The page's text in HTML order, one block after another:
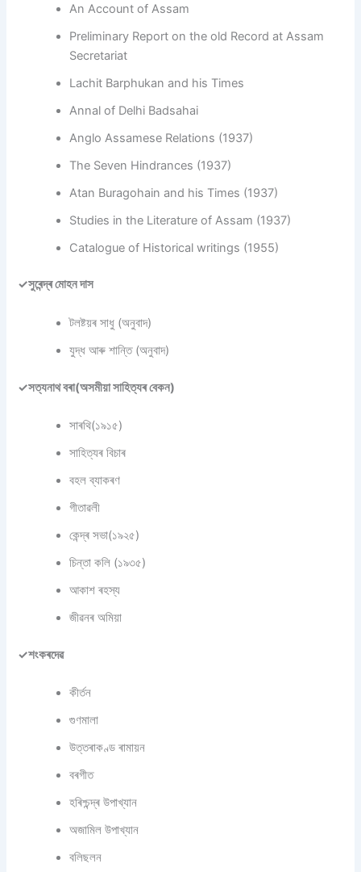
An Account of Assam
Preliminary Report on the old Record at Assam
Secretariat
Lachit Barphukan and his Times
Annal of Delhi Badsahai
Anglo Assamese Relations (1937)
The Seven Hindrances (1937)
Atan Buragohain and his Times (1937)
Studies in the Literature of Assam (1937)
Catalogue of Historical writings (1955)
✓সুৰেন্দ্ৰ মোহন দাস
টলষ্টয়ৰ সাধু (অনুবাদ)
যুদ্ধ আৰু শান্তি (অনুবাদ)
✓সত্যনাথ বৰা(অসমীয়া সাহিত্যৰ বেকন)
সাৰথি(১৯১৫)
সাহিত্যৰ বিচাৰ
বহল ব্যাকৰণ
গীতাৱলী
কেন্দ্ৰ সভা(১৯২৫)
চিন্তা কলি (১৯৩৫)
আকাশ ৰহস্য
জীৱনৰ অমিয়া
✓শংকৰদেৱ
কীৰ্তন
গুণমালা
উত্তৰাকণ্ড ৰামায়ন
বৰগীত
হৰিশ্চন্দ্ৰ উপাখ্যান
অজামিল উপাখ্যান
বলিছলন